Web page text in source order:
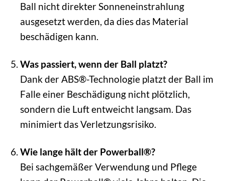
Ball nicht direkter Sonneneinstrahlung
ausgesetzt werden, da dies das Material
beschädigen kann.
Was passiert, wenn der Ball platzt?
Dank der ABS®-Technologie platzt der Ball im
Falle einer Beschädigung nicht plötzlich,
sondern die Luft entweicht langsam. Das
minimiert das Verletzungsrisiko.
Wie lange hält der Powerball®?
Bei sachgemäßer Verwendung und Pflege